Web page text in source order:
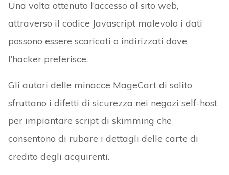
Una volta ottenuto l’accesso al sito web,
attraverso il codice Javascript malevolo i dati
possono essere scaricati o indirizzati dove
l’hacker preferisce.
Gli autori delle minacce MageCart di solito
sfruttano i difetti di sicurezza nei negozi self-host
per impiantare script di skimming che
consentono di rubare i dettagli delle carte di
credito degli acquirenti.